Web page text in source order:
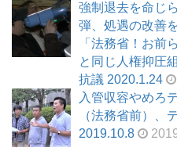
強制退去を命じ
弾、処遇の改善
「法務省！お前
と同じ人権抑圧
抗議 2020.1.24
入管収容やめろ
（法務省前）、
2019.10.8